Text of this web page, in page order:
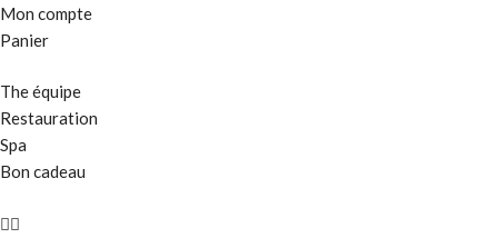
Mon compte
Panier
The équipe
Restauration
Spa
Bon cadeau